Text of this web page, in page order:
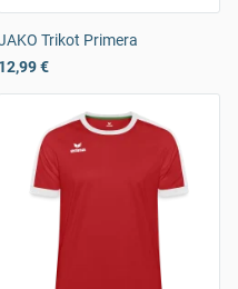
Trikot Primera
12,99 €